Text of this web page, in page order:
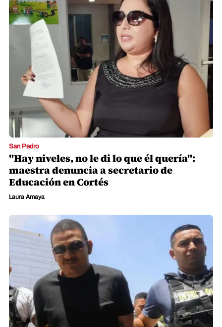
San Pedro
"Hay niveles, no le di lo que él quería":
maestra denuncia a secretario de
Educación en Cortés
Laura Amaya